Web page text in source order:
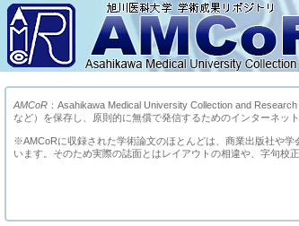
AMCoR ：Asahikawa Medical University Collection and
など）を保存し、原則的に無償で発信するためのインターネット
※AMCoRに収録された学術論文のほとんどは、商業出版社や
います。そのため実際の誌面とはレイアウトの相違や、字句校